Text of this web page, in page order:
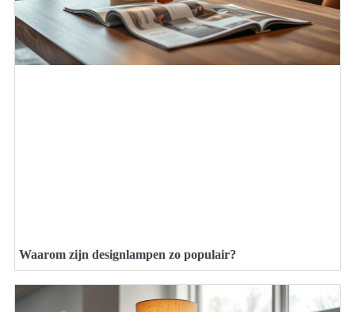
Waarom zijn designlampen zo populair?